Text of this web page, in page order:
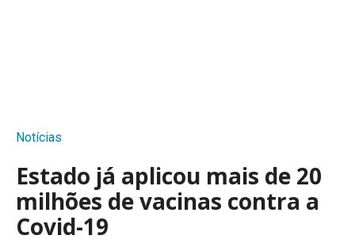
Notícias
Estado já aplicou mais de 20
milhões de vacinas contra a
Covid-19